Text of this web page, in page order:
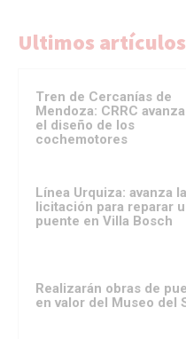
Ultimos artículos
Tren de Cercanías de
Mendoza: CRRC
el diseño de los
cochemotores
Línea Urquiza: avanza la
licitación para reparar
puente en Villa Bosch
Realizarán obras de
en valor del Museo del